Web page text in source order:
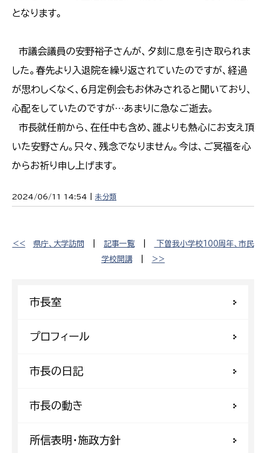
となります。
市議会議員の安野裕子さんが、夕刻に息を引き取られま
した。春先より入退院を繰り返されていたのですが、経過
が思わしくなく、６月定例会もお休みされると聞いており、
心配をしていたのですが…あまりに急なご逝去。
市長就任前から、在任中も含め、誰よりも熱心にお支え頂
いた安野さん。只々、残念でなりません。今は、ご冥福を心
からお祈り申し上げます。
2024/06/11 14:54 | 未分類
<< 県庁、大学訪問 記事一覧|
下曽我小学校100周年、市民
学校開講| >>
市長室
プロフィール
市長の日記
市長の動き
所信表明・施政方針